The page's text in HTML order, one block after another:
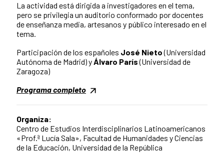
La actividad está dirigida a investigadores en el tema,
pero se privilegia un auditorio conformado por docentes
de enseñanza media, artesanos y público interesado en el
tema.
Participación de los españoles José Nieto(Universidad
Autónoma de Madrid) yÁlvaro París(Universidad de
Zaragoza)
Programa completo
Organiza:
Centro de Estudios Interdisciplinarios Latinoamericanos
«Prof.ª Lucía Sala», Facultad de Humanidades y Ciencias
de la Educación, Universidad de la República